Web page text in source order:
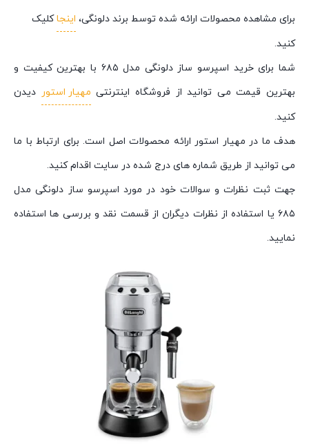
برای مشاهده محصولات ارائه شده توسط برند دلونگی، اینجاکلیک
کنید.
شما برای خرید اسپرسو ساز دلونگی مدل ۶۸۵ با بهترین کیفیت و
بهترین قیمت می توانید از فروشگاه اینترنتی مهیار استور دیدن
کنید.
هدف ما در مهیار استور ارائه محصولات اصل است. برای ارتباط با ما
می توانید از طریق شماره های درج شده در سایت اقدام کنید.
جهت ثبت نظرات و سوالات خود در مورد اسپرسو ساز دلونگی مدل
۶۸۵ یا استفاده از نظرات دیگران از قسمت نقد و بررسی ها استفاده
نمایید.